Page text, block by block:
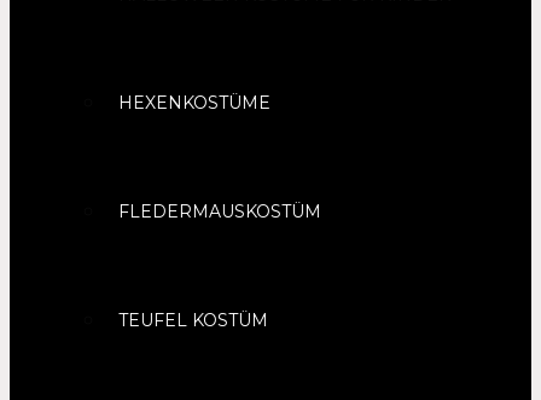
HEXENKOSTÜME
FLEDERMAUSKOSTÜM
TEUFEL KOSTÜM